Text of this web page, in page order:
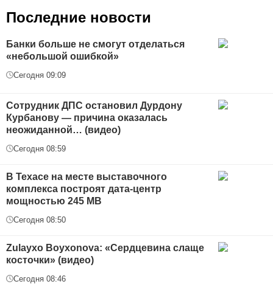
Последние новости
Банки больше не смогут отделаться
«небольшой ошибкой»
Сегодня 09:09
Сотрудник ДПС остановил Дурдону
Курбанову — причина оказалась
неожиданной… (видео)
Сегодня 08:59
В Техасе на месте выставочного
комплекса построят дата-центр
мощностью 245 МВ
Сегодня 08:50
Zulayxo Boyxonova: «Сердцевина слаще
косточки» (видео)
Сегодня 08:46